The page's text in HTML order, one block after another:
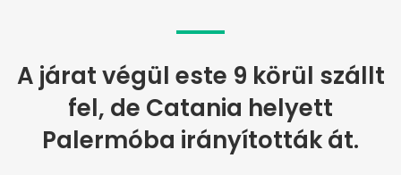
A járat végül este 9 körül szállt
fel, de Catania helyett
Palermóba irányították át.